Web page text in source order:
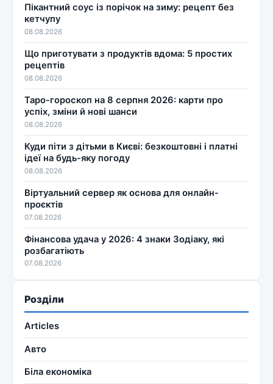
Пікантний соус із порічок на зиму: рецепт без
кетчупу
08.08.2026
Що приготувати з продуктів вдома: 5 простих
рецептів
08.08.2026
Таро-гороскоп на 8 серпня 2026: карти про
успіх, зміни й нові шанси
08.08.2026
Куди піти з дітьми в Києві: безкоштовні і платні
ідеї на будь-яку погоду
08.08.2026
Віртуальний сервер як основа для онлайн-
проєктів
07.08.2026
Фінансова удача у 2026: 4 знаки Зодіаку, які
розбагатіють
07.08.2026
Розділи
Articles
Авто
Біла економіка